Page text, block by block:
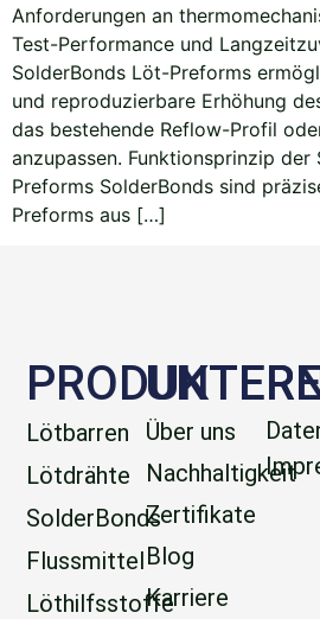
Anforderungen an
Test-Performance und
SolderBonds Löt-Preforms
und reproduzierbare Erhöhung
das bestehende Reflow-Profil
anzupassen. Funktionsprinzip
Preforms SolderBonds sind
Preforms aus […]
Über uns
Nachhaltigkeit
Zertifikate
Blog
Karriere
PRODUKTE
Lötbarren
Lötdrähte
SolderBonds
Flussmittel
Löthilfsstoffe